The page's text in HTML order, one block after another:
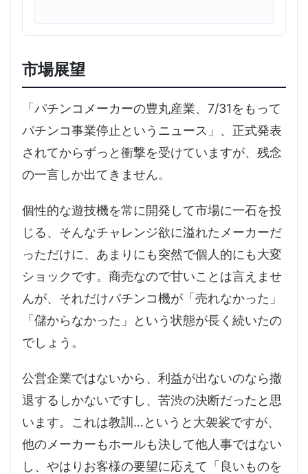
市場展望
「パチンコメーカーの豊丸産業、7/31をもって
パチンコ事業停止というニュース」、正式発表
されてからずっと衝撃を受けていますが、残念
の一言しか出てきません。
個性的な遊技機を常に開発して市場に一石を投
じる、そんなチャレンジ欲に溢れたメーカーだ
っただけに、あまりにも突然で個人的にも大変
ショックです。商売なので甘いことは言えませ
んが、それだけパチンコ機が「売れなかった」
「儲からなかった」という状態が長く続いたの
でしょう。
公営企業ではないから、利益が出ないのなら撤
退するしかないですし、苦渋の決断だったと思
います。これは教訓…というと大袈裟ですが、
他のメーカーもホールも決して他人事ではない
し、やはりお客様の要望に応えて「良いものを